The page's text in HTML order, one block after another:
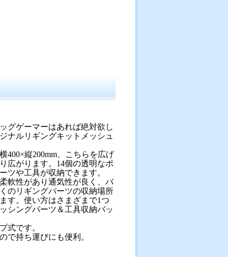
グゲーマーはあれば絶対欲し
ナルリギングキットメッシュ
400×縦200mm、こちらを広げ
広がります。14個の透明なポ
ツや工具が収納できます。
軟性があり通気性が良く、バ
のリギングパーツの収納場所
す。使い方はさまざまで1つ
シングパーツ＆工具収納バッ
式です。
で持ち運びにも便利。